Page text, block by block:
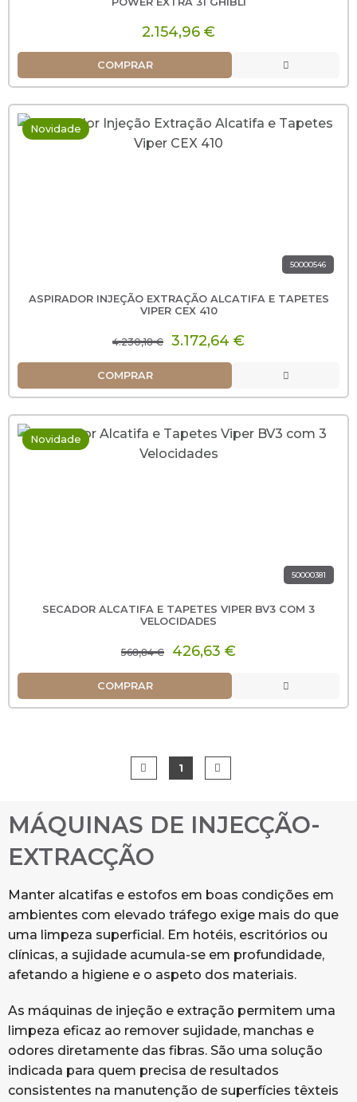
2.154,96 €
COMPRAR
Novidade
50000546
ASPIRADOR INJEÇÃO EXTRAÇÃO ALCATIFA E TAPETES
VIPER CEX 410
4.230,18 € 3.172,64 €
COMPRAR
Novidade
50000381
SECADOR ALCATIFA E TAPETES VIPER BV3 COM 3
VELOCIDADES
568,84 € 426,63 €
COMPRAR
1
MÁQUINAS DE INJECÇÃO-
EXTRACÇÃO
Manter alcatifas e estofos em boas condições em
ambientes com elevado tráfego exige mais do que
uma limpeza superficial. Em hotéis, escritórios ou
clínicas, a sujidade acumula-se em profundidade,
afetando a higiene e o aspeto dos materiais.
As máquinas de injeção e extração permitem uma
limpeza eficaz ao remover sujidade, manchas e
odores diretamente das fibras. São uma solução
indicada para quem precisa de resultados
consistentes na manutenção de superfícies têxteis